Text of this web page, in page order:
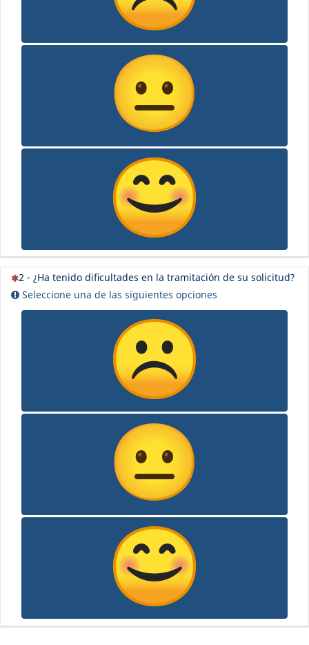
(Esta pregunta es obligatoria)
2 - ¿Ha tenido dificultades en la tramitación de su solicitud?
Seleccione una de las siguientes opciones